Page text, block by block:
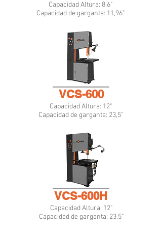
Capacidad Altura: 8,6"
Capacidad de garganta: 11,96"
VCS-600
Capacidad Altura: 12"
Capacidad de garganta: 23,5"
VCS-600H
Capacidad Altura: 12"
Capacidad de garganta: 23,5"